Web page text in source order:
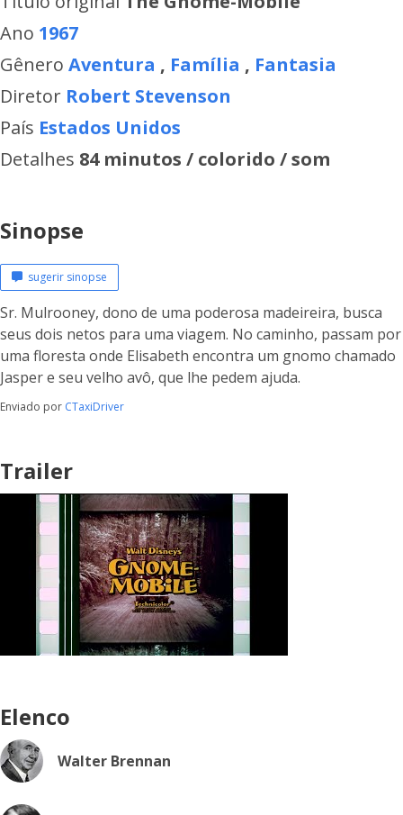
Ano 1967
Gênero Aventura , Família , Fantasia
Diretor Robert Stevenson
País Estados Unidos
Detalhes 84 minutos / colorido / som
Sinopse
sugerir sinopse
Sr. Mulrooney, dono de uma poderosa madeireira, busca
seus dois netos para uma viagem. No caminho, passam por
uma floresta onde Elisabeth encontra um gnomo chamado
Jasper e seu velho avô, que lhe pedem ajuda.
Enviado por CTaxiDriver
Trailer
Elenco
Walter Brennan